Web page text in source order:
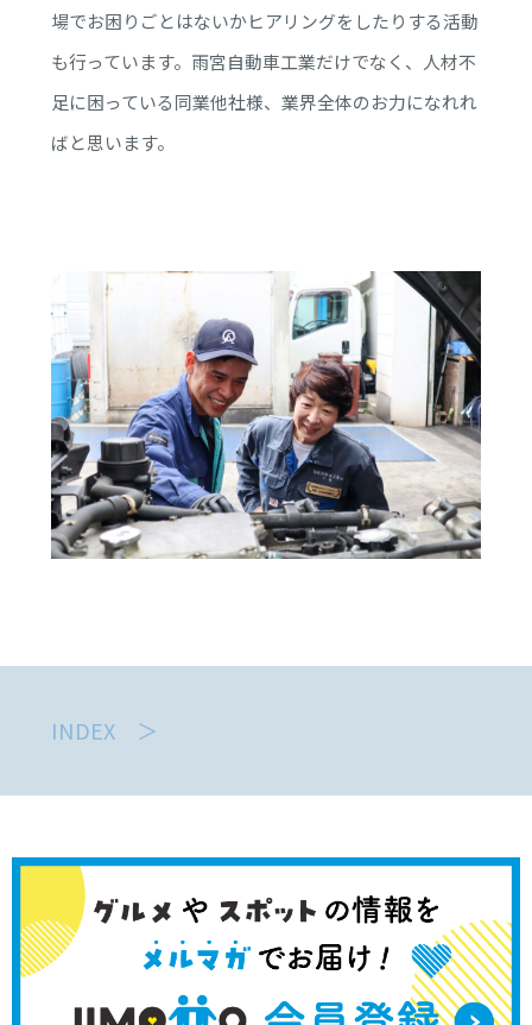
場でお困りごとはないかヒアリングをしたりする活動
も行っています。雨宮自動車工業だけでなく、人材不
足に困っている同業他社様、業界全体のお力になれれ
ばと思います。
INDEX ＞